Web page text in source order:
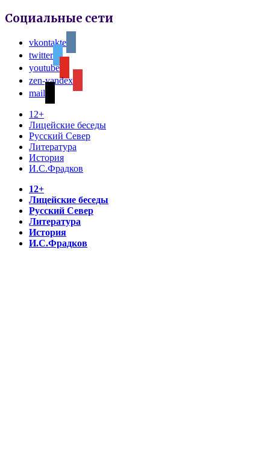
Социальные сети
vkontakte
twitter
youtube
zen-yandex
mail
12+
Лицейские беседы
Русский Север
Литература
История
И.С.Фрадков
12+
Лицейские беседы
Русский Север
Литература
История
И.С.Фрадков